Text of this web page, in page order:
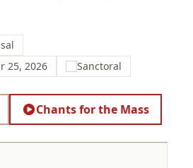
25, 2026
Sanctoral
Chants for the Mass